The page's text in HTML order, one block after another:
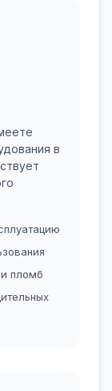
в
пломб